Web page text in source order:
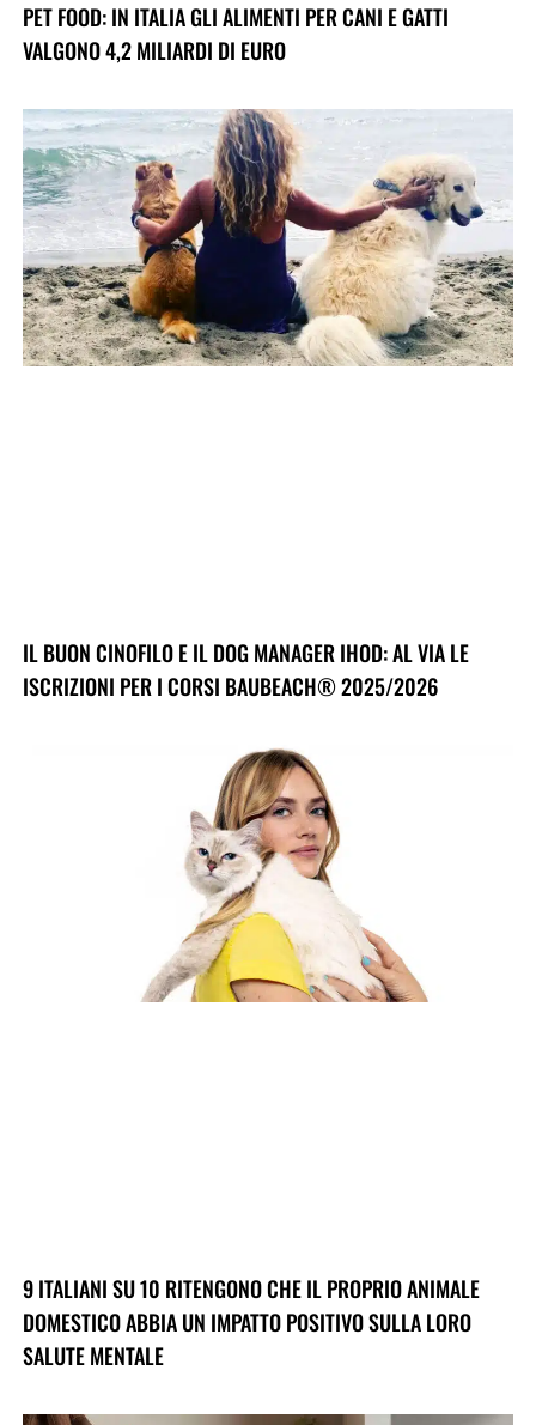
PET FOOD: IN ITALIA GLI ALIMENTI PER CANI E GATTI
VALGONO 4,2 MILIARDI DI EURO
IL BUON CINOFILO E IL DOG MANAGER IHOD: AL VIA LE
ISCRIZIONI PER I CORSI BAUBEACH® 2025/2026
9 ITALIANI SU 10 RITENGONO CHE IL PROPRIO ANIMALE
DOMESTICO ABBIA UN IMPATTO POSITIVO SULLA LORO
SALUTE MENTALE